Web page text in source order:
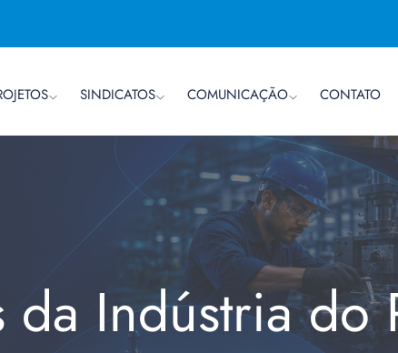
SINDICATOS COMUNICAÇÃO CONTATO
da Indústria do